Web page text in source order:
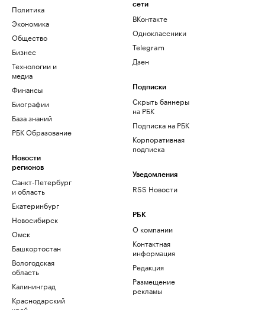
Политика
Экономика
Общество
Бизнес
Технологии и
медиа
Финансы
Биографии
База знаний
РБК Образование
Новости
регионов
Санкт-Петербург
и область
Екатеринбург
Новосибирск
Омск
Башкортостан
Вологодская
область
Калининград
Краснодарский
сети
ВКонтакте
Одноклассники
Telegram
Дзен
Подписки
Скрыть баннеры
на РБК
Подписка на РБК
Корпоративная
подписка
Уведомления
RSS Новости
РБК
О компании
Контактная
информация
Редакция
Размещение
рекламы